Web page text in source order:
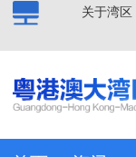
关于湾区